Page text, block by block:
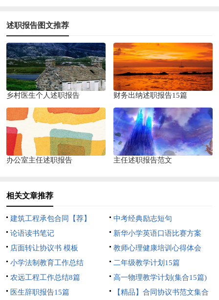
述职报告图文推荐
乡村医生个人述职报告 财务出纳述职报告15篇
办公室主任述职报告 主任述职报告范文
相关文章推荐
建筑工程承包合同【荐】
中考经典励志短句
论语读书笔记
新华小学英语口语比赛方案
店面转让协议书 模板
教师心理健康培训心得体会
小学法制教育工作总结
二年级教学计划15篇
农远工程工作总结8篇
高一物理教学计划(集合15篇)
医生辞职报告15篇
【精品】合同协议书范文集合